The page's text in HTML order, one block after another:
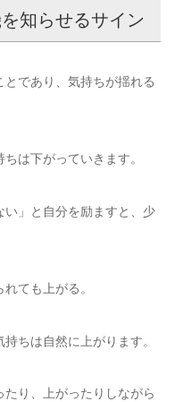
知らせるサイン
であり、気持ちが揺れる
は下がっていきます。
」と自分を励ますと、少
ても上がる。
ちは自然に上がります。
り、上がったりしながら